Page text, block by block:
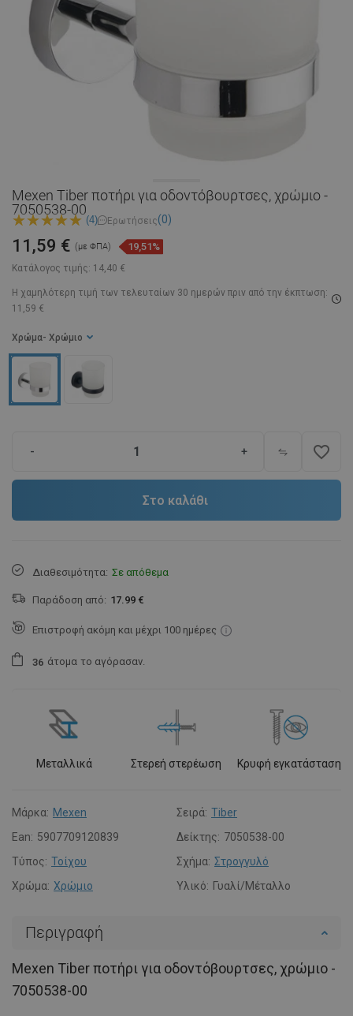
Mexen Tiber ποτήρι για οδοντόβουρτσες, χρώμιο -
7050538-00
(4) Ερωτήσεις(0)
Κατάλογος τιμής: 14,40 €
11,59 € (με ΦΠΑ) 19,51%
Η χαμηλότερη τιμή των τελευταίων 30 ημερών πριν από την έκπτωση:
11,59 €
Χρώμα - Χρώμιο
- + favorite_border
Στο καλάθι
Διαθεσιμότητα: Σε απόθεμα
Παράδοση από: 17.99 €
Επιστροφή ακόμη και μέχρι 100 ημέρες
36 άτομα το αγόρασαν.
Μεταλλικά Στερεή στερέωση Κρυφή εγκατάσταση
Μάρκα: Mexen Σειρά: Tiber
Ean: 5907709120839 Δείκτης: 7050538-00
Τύπος: Τοίχου Σχήμα: Στρογγυλό
Χρώμα: Χρώμιο Υλικό: Γυαλί/Μέταλλο
Περιγραφή
Mexen Tiber ποτήρι για οδοντόβουρτσες, χρώμιο -
7050538-00